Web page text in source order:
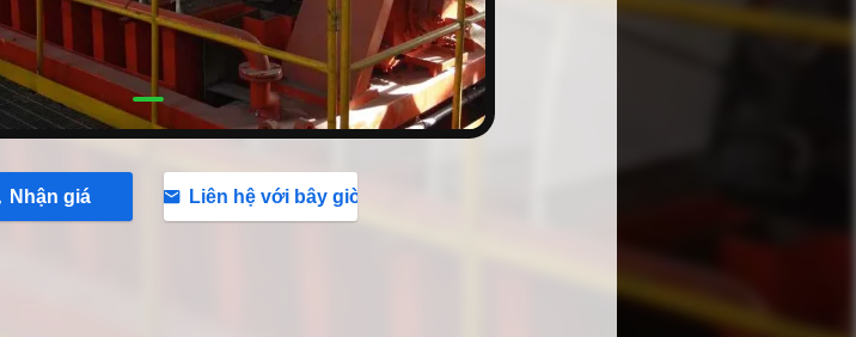
Nhận giá Liên hệ với bây giờ